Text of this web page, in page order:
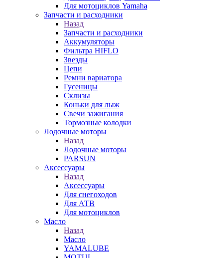
Для мотоциклов Yamaha
Запчасти и расходники
Назад
Запчасти и расходники
Аккумуляторы
Фильтра HIFLO
Звезды
Цепи
Ремни вариатора
Гусеницы
Склизы
Коньки для лыж
Свечи зажигания
Тормозные колодки
Лодочные моторы
Назад
Лодочные моторы
PARSUN
Аксессуары
Назад
Аксессуары
Для снегоходов
Для АТВ
Для мотоциклов
Масло
Назад
Масло
YAMALUBE